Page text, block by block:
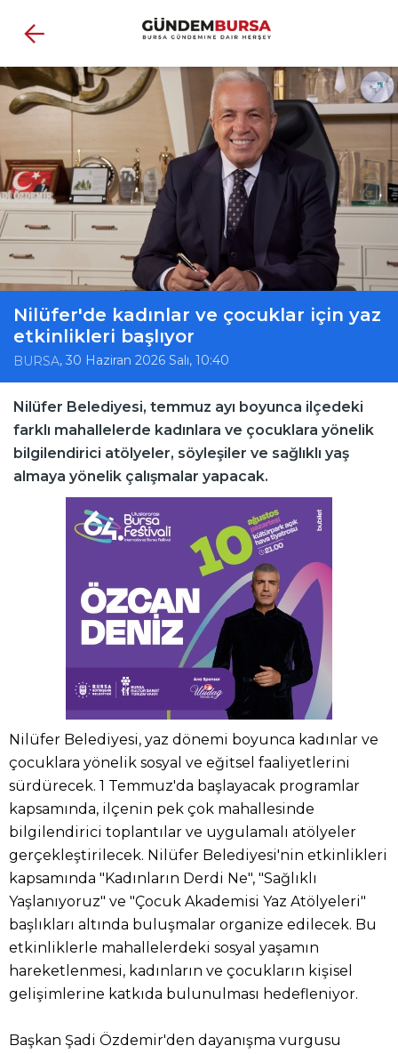
Nilüfer'de kadınlar ve çocuklar için yaz
etkinlikleri başlıyor
BURSA, 30 Haziran 2026 Salı, 10:40
Nilüfer Belediyesi, temmuz ayı boyunca ilçedeki
farklı mahallelerde kadınlara ve çocuklara yönelik
bilgilendirici atölyeler, söyleşiler ve sağlıklı yaş
almaya yönelik çalışmalar yapacak.
Nilüfer Belediyesi, yaz dönemi boyunca kadınlar ve
çocuklara yönelik sosyal ve eğitsel faaliyetlerini
sürdürecek. 1 Temmuz'da başlayacak programlar
kapsamında, ilçenin pek çok mahallesinde
bilgilendirici toplantılar ve uygulamalı atölyeler
gerçekleştirilecek. Nilüfer Belediyesi'nin etkinlikleri
kapsamında "Kadınların Derdi Ne", "Sağlıklı
Yaşlanıyoruz" ve "Çocuk Akademisi Yaz Atölyeleri"
başlıkları altında buluşmalar organize edilecek. Bu
etkinliklerle mahallelerdeki sosyal yaşamın
hareketlenmesi, kadınların ve çocukların kişisel
gelişimlerine katkıda bulunulması hedefleniyor.
Başkan Şadi Özdemir'den dayanışma vurgusu